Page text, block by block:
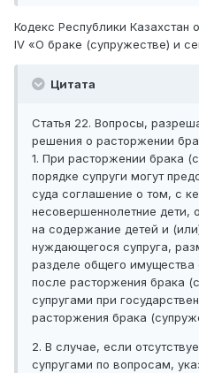
Кодекс Республики Казахстан
IV «О браке (супружестве) и
Цитата
Статья 22. Вопросы,
решения о расторжении
1. При расторжении брака
порядке супруги могут
суда соглашение о том, с
несовершеннолетние дети,
на содержание детей и
нуждающегося супруга,
разделе общего
после расторжения брака
супругами при
расторжения брака
2. В случае, если
супругами по вопросам,